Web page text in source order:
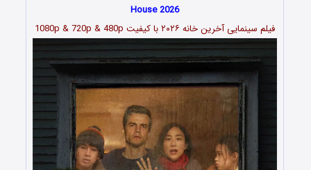
House 2026
فیلم سینمایی آخرین خانه ۲۰۲۶با کیفیت 1080p & 720p & 480p